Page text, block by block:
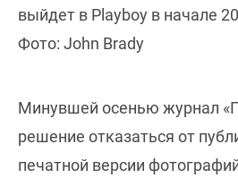
выйдет в Playboy в начале
Фото: John Brady
Минувшей осенью журнал
решение отказаться от
печатной версии